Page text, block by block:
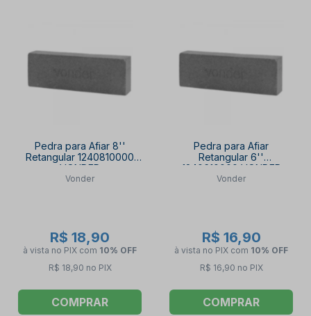
Pedra para Afiar 8''
Retangular 1240810000
VONDER
Vonder
R$ 18,90
à vista no PIX com 10% OFF
R$ 18,90 no PIX
COMPRAR
Pedra para Afiar
Retangular 6''
1240610000 VONDER
Vonder
R$ 16,90
à vista no PIX com 10% OFF
R$ 16,90 no PIX
COMPRAR